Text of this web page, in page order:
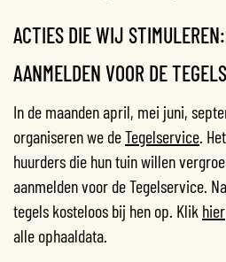
ACTIES DIE WIJ STIMULEREN:
AANMELDEN VOOR DE
In de maanden april, mei juni,
organiseren we deTegelservice .
huurders die hun tuin willen
aanmelden voor de Tegelservice.
tegels kosteloos bij hen op. Klik hier
alle ophaaldata.